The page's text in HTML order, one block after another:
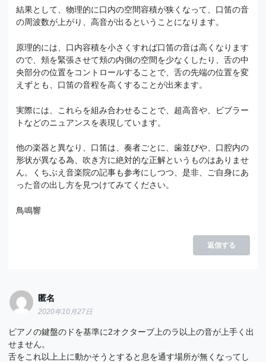
結果として、物理的に口内の空間容積が狭くなって、口笛の音
の周波数が上がり、高音が出るということになります。
原理的には、口内容積を小さくすれば口笛の音は高くなります
ので、頬を緊張させて頬の内側の空間を少なくしたり、舌の中
央部分の位置をコントロールすることで、舌の先端の位置を変
えずとも、口笛の音程を高くすることが出来ます。
実際には、これらを組み合わせることで、超高音や、ビブラー
トなどのニュアンスを表現しています。
他の楽器と異なり、口笛は、奏者ごとに、歯並びや、口腔内の
形状が異なる為、吹き方に絶対的な正解というものはありませ
ん。くちぶえ音楽院の記事も参考にしつつ、是非、ご自身にあ
った音の出し方を見つけてみてください。
鳥鳴響
返信する
匿名
2020年10月27日
ピアノの鍵盤のドを基準に2オクターブ上のラ以上の音が上手く出
せません。
舌をこれ以上上に動かそうとすると息を通す場所が無くなってし